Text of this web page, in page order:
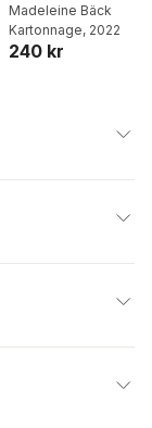
Madeleine Bäck
Kartonnage, 2022
240 kr